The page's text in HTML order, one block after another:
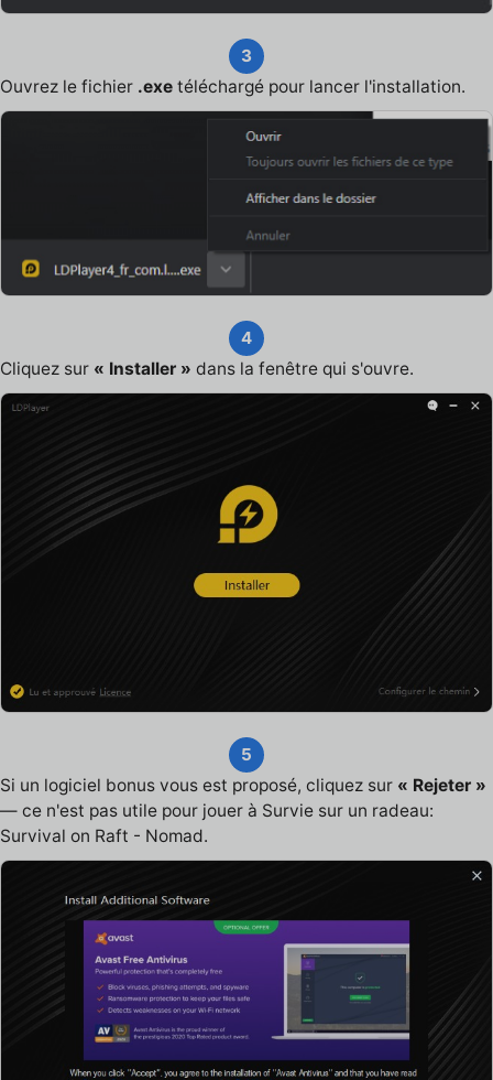
3
Ouvrez le fichier .exe téléchargé pour lancer l'installation.
4
Cliquez sur « Installer » dans la fenêtre qui s'ouvre.
5
Si un logiciel bonus vous est proposé, cliquez sur « Rejeter »
— ce n'est pas utile pour jouer à Survie sur un radeau:
Survival on Raft - Nomad.